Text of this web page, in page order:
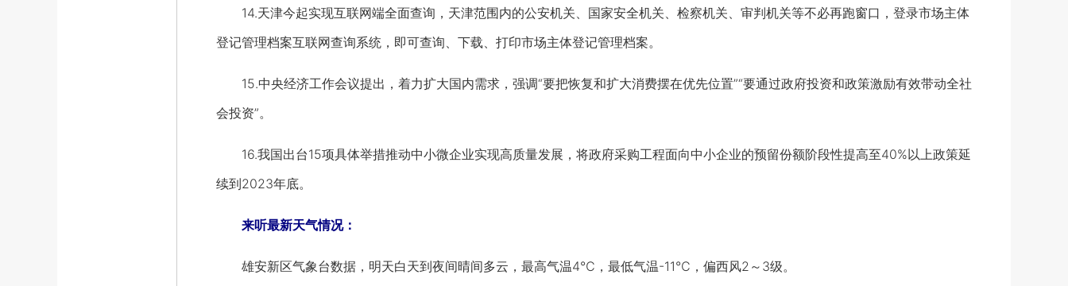
14.天津今起实现互联网端全面查询，天津范围内的公安机关、国家安全机关、检察机关、审判机关等不必再跑窗口，登录市场主体
登记管理档案互联网查询系统，即可查询、下载、打印市场主体登记管理档案。
15.中央经济工作会议提出，着力扩大国内需求，强调“要把恢复和扩大消费摆在优先位置”“要通过政府投资和政策激励有效带动全社
会投资”。
16.我国出台15项具体举措推动中小微企业实现高质量发展，将政府采购工程面向中小企业的预留份额阶段性提高至40%以上政策延
续到2023年底。
来听最新天气情况：
雄安新区气象台数据，明天白天到夜间晴间多云，最高气温4℃，最低气温-11℃，偏西风2～3级。